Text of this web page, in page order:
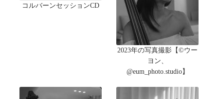
コルバーンセッションCD
2023年の写真撮影【©ウー
ヨン、
@eum_photo.studio】